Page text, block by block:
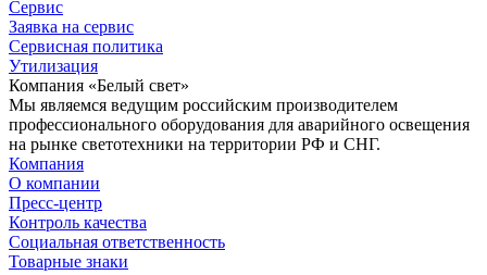
Сервис
Заявка на сервис
Сервисная политика
Утилизация
Компания «Белый свет»
Мы являемся ведущим российским производителем
профессионального оборудования для аварийного освещения
на рынке светотехники на территории РФ и СНГ.
Компания
О компании
Пресс-центр
Контроль качества
Социальная ответственность
Товарные знаки